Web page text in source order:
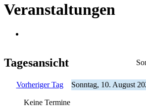
Veranstaltungen
Tagesansicht
Vorheriger Tag Sonntag, 10. August
Keine Termine